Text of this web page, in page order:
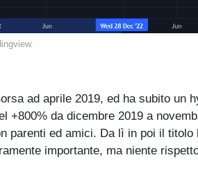
ad aprile 2019, ed ha subito un
+800% da dicembre 2019 a
parenti ed amici. Da lì in poi il titolo
importante, ma niente